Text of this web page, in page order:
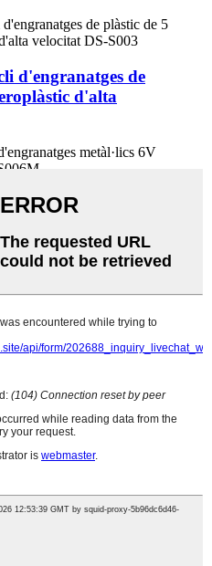
d'engranatges de
d'alta
MG90S Drone
D...
de 6 g, joguina
engranatges de
ferro FCC SG90
de plàstic de 9